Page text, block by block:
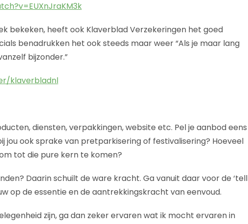
bekeken, heeft ook Klaverblad Verzekeringen het goed
benadrukken het ook steeds maar weer “Als je maar lang
bijzonder.”
klaverbladnl
diensten, verpakkingen, website etc. Pel je aanbod eens
jou ook sprake van pretparkisering of festivalisering? Hoeveel
tot die pure kern te komen?
Daarin schuilt de ware kracht. Ga vanuit daar voor de ‘tell
op de essentie en de aantrekkingskracht van eenvoud.
zijn, ga dan zeker ervaren wat ik mocht ervaren in